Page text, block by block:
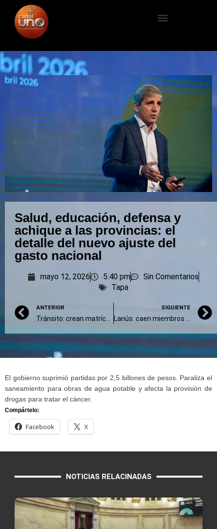
Salud, educación, defensa y
achique a las provincias: el
detalle del nuevo ajuste del
gasto nacional
mayo 12, 2026 5:40 pm
Sin Comentarios
Tapa
ANTERIOR SIGUIENTE
El gobierno suprimió partidas por 2,5 billones de pesos. Paraliza el
saneamiento para obras de agua potable y afecta la provisión de
drogas para tratar el cáncer.
Compártelo:
Facebook X
NOTICIAS RELACINADAS